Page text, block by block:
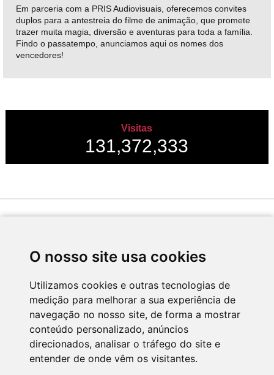
O nosso site usa cookies
Utilizamos cookies e outras tecnologias de
medição para melhorar a sua experiência de
navegação no nosso site, de forma a mostrar
conteúdo personalizado, anúncios
direcionados, analisar o tráfego do site e
entender de onde vêm os visitantes.
Em parceria com a PRIS Audiovisuais, oferecemos convites
duplos para a antestreia do filme de animação, que promete
trazer muita magia, diversão e aventuras para toda a família.
Findo o passatempo, anunciamos aqui os nomes dos
vencedores!
Visitas
131,372,333